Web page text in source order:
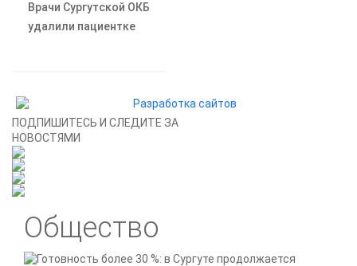
Врачи Сургутской ОКБ
удалили пациентке
ПОДПИШИТЕСЬ И СЛЕДИТЕ ЗА
НОВОСТЯМИ
Общество